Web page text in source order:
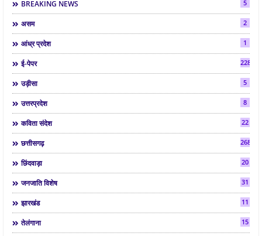
BREAKING NEWS 5
असम 2
आंध्र प्रदेश 1
ई-पेपर 2286
उड़ीसा 5
उत्तरप्रदेश 8
कविता संदेश 22
छत्तीसगढ़ 268
छिंदवाड़ा 20
जनजाति विशेष 31
झारखंड 11
तेलंगाना 15